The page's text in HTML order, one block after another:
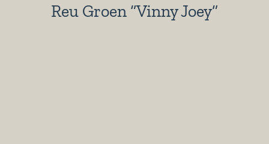
Reu Groen “Vinny Joey”